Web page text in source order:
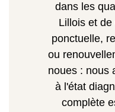
dans les
Lillois et
ponctuelle,
ou
noues : nous
à l'état
complète